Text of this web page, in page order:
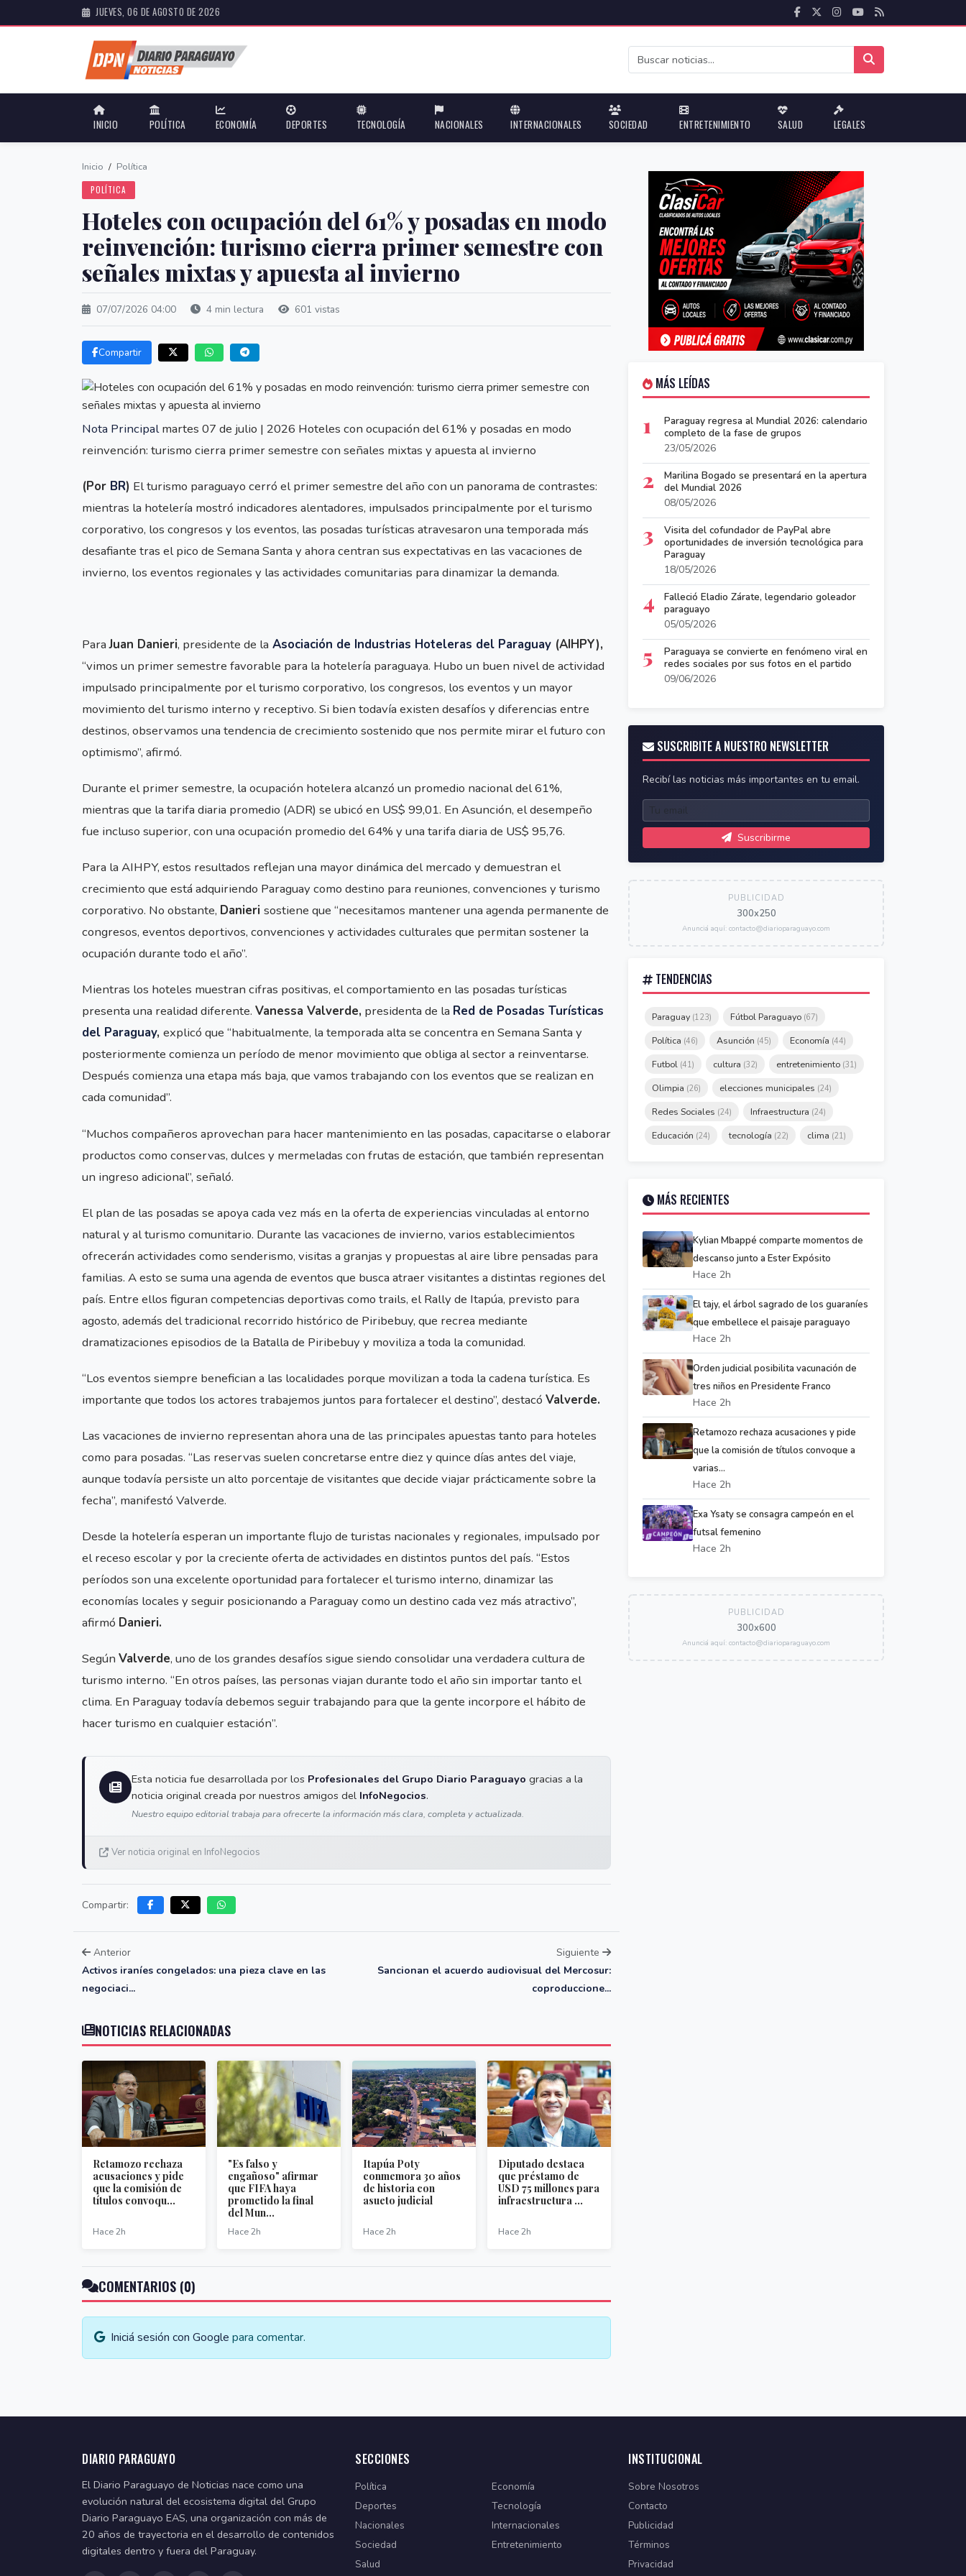
JUEVES, 06 DE AGOSTO DE 2026
INICIO POLÍTICA ECONOMÍA DEPORTES TECNOLOGÍA NACIONALES INTERNACIONALES SOCIEDAD ENTRETENIMIENTO SALUD LEGALES
Inicio / Política
POLÍTICA
Hoteles con ocupación del 61% y posadas en modo
reinvención: turismo cierra primer semestre con
señales mixtas y apuesta al invierno
07/07/2026 04:00 4 min lectura 601 vistas
Compartir
Nota Principalmartes 07 de julio | 2026 Hoteles con ocupación del 61% y posadas en modo
reinvención: turismo cierra primer semestre con señales mixtas y apuesta al invierno
(Por BR) El turismo paraguayo cerró el primer semestre del año con un panorama de contrastes:
mientras la hotelería mostró indicadores alentadores, impulsados principalmente por el turismo
corporativo, los congresos y los eventos, las posadas turísticas atravesaron una temporada más
desafiante tras el pico de Semana Santa y ahora centran sus expectativas en las vacaciones de
invierno, los eventos regionales y las actividades comunitarias para dinamizar la demanda.
ParaJuan Danieri, presidente de la Asociación de Industrias Hoteleras del Paraguay (AIHPY),
“vimos un primer semestre favorable para la hotelería paraguaya. Hubo un buen nivel de actividad
impulsado principalmente por el turismo corporativo, los congresos, los eventos y un mayor
movimiento del turismo interno y receptivo. Si bien todavía existen desafíos y diferencias entre
destinos, observamos una tendencia de crecimiento sostenido que nos permite mirar el futuro con
optimismo”, afirmó.
Durante el primer semestre, la ocupación hotelera alcanzó un promedio nacional del 61%,
mientras que la tarifa diaria promedio (ADR) se ubicó en US$ 99,01. En Asunción, el desempeño
fue incluso superior, con una ocupación promedio del 64% y una tarifa diaria de US$ 95,76.
Para la AIHPY, estos resultados reflejan una mayor dinámica del mercado y demuestran el
crecimiento que está adquiriendo Paraguay como destino para reuniones, convenciones y turismo
corporativo. No obstante, Danieri sostiene que “necesitamos mantener una agenda permanente de
congresos, eventos deportivos, convenciones y actividades culturales que permitan sostener la
ocupación durante todo el año”.
Mientras los hoteles muestran cifras positivas, el comportamiento en las posadas turísticas
presenta una realidad diferente. Vanessa Valverde, presidenta de la Red de Posadas Turísticas
del Paraguay, explicó que “habitualmente, la temporada alta se concentra en Semana Santa y
posteriormente comienza un período de menor movimiento que obliga al sector a reinventarse.
Después comienza una etapa más baja, que vamos trabajando con los eventos que se realizan en
cada comunidad”.
“Muchos compañeros aprovechan para hacer mantenimiento en las posadas, capacitarse o elaborar
productos como conservas, dulces y mermeladas con frutas de estación, que también representan
un ingreso adicional”, señaló.
El plan de las posadas se apoya cada vez más en la oferta de experiencias vinculadas al entorno
natural y al turismo comunitario. Durante las vacaciones de invierno, varios establecimientos
ofrecerán actividades como senderismo, visitas a granjas y propuestas al aire libre pensadas para
familias. A esto se suma una agenda de eventos que busca atraer visitantes a distintas regiones del
país. Entre ellos figuran competencias deportivas como trails, el Rally de Itapúa, previsto para
agosto, además del tradicional recorrido histórico de Piribebuy, que recrea mediante
dramatizaciones episodios de la Batalla de Piribebuy y moviliza a toda la comunidad.
“Los eventos siempre benefician a las localidades porque movilizan a toda la cadena turística. Es
importante que todos los actores trabajemos juntos para fortalecer el destino”, destacó Valverde.
Las vacaciones de invierno representan ahora una de las principales apuestas tanto para hoteles
como para posadas. “Las reservas suelen concretarse entre diez y quince días antes del viaje,
aunque todavía persiste un alto porcentaje de visitantes que decide viajar prácticamente sobre la
fecha”, manifestó Valverde.
Desde la hotelería esperan un importante flujo de turistas nacionales y regionales, impulsado por
el receso escolar y por la creciente oferta de actividades en distintos puntos del país. “Estos
períodos son una excelente oportunidad para fortalecer el turismo interno, dinamizar las
economías locales y seguir posicionando a Paraguay como un destino cada vez más atractivo”,
afirmó Danieri.
Según Valverde, uno de los grandes desafíos sigue siendo consolidar una verdadera cultura de
turismo interno. “En otros países, las personas viajan durante todo el año sin importar tanto el
clima. En Paraguay todavía debemos seguir trabajando para que la gente incorpore el hábito de
hacer turismo en cualquier estación”.
Esta noticia fue desarrollada por los Profesionales del Grupo Diario Paraguayo gracias a la
noticia original creada por nuestros amigos del InfoNegocios.
Nuestro equipo editorial trabaja para ofrecerte la información más clara, completa y actualizada.
Ver noticia original en InfoNegocios
Compartir:
Anterior
Activos iraníes congelados: una pieza clave en las
negociaci...
Siguiente
Sancionan el acuerdo audiovisual del Mercosur:
coproduccione...
NOTICIAS RELACIONADAS
Retamozo rechaza
acusaciones y pide
que la comisión de
títulos convoqu...
Hace 2h
"Es falso y
engañoso" afirmar
que FIFA haya
prometido la final
del Mun...
Hace 2h
Itapúa Poty
conmemora 30 años
de historia con
asueto judicial
Hace 2h
Diputado destaca
que préstamo de
USD 75 millones para
infraestructura ...
Hace 2h
COMENTARIOS (0)
Iniciá sesión con Google para comentar.
MÁS LEÍDAS
1
Paraguay regresa al Mundial 2026: calendario
completo de la fase de grupos
23/05/2026
2
Marilina Bogado se presentará en la apertura
del Mundial 2026
08/05/2026
3
Visita del cofundador de PayPal abre
oportunidades de inversión tecnológica para
Paraguay
18/05/2026
4
Falleció Eladio Zárate, legendario goleador
paraguayo
05/05/2026
5
Paraguaya se convierte en fenómeno viral en
redes sociales por sus fotos en el partido
09/06/2026
SUSCRIBITE A NUESTRO NEWSLETTER
Recibí las noticias más importantes en tu email.
Suscribirme
PUBLICIDAD
300x250
Anunciá aquí: contacto@diarioparaguayo.com
TENDENCIAS
Paraguay (123) Fútbol Paraguayo (67)
Política (46) Asunción (45) Economía (44)
Futbol (41) cultura (32) entretenimiento (31)
Olimpia (26) elecciones municipales (24)
Redes Sociales (24) Infraestructura (24)
Educación (24) tecnología (22) clima (21)
MÁS RECIENTES
Kylian Mbappé comparte momentos de
descanso junto a Ester Expósito
Hace 2h
El tajy, el árbol sagrado de los guaraníes
que embellece el paisaje paraguayo
Hace 2h
Orden judicial posibilita vacunación de
tres niños en Presidente Franco
Hace 2h
Retamozo rechaza acusaciones y pide
que la comisión de títulos convoque a
varias...
Hace 2h
Exa Ysaty se consagra campeón en el
futsal femenino
Hace 2h
PUBLICIDAD
300x600
Anunciá aquí: contacto@diarioparaguayo.com
DIARIO PARAGUAYO
El Diario Paraguayo de Noticias nace como una
evolución natural del ecosistema digital del Grupo
Diario Paraguayo EAS, una organización con más de
20 años de trayectoria en el desarrollo de contenidos
digitales dentro y fuera del Paraguay.
SECCIONES
Política
Economía
Deportes
Tecnología
Nacionales
Internacionales
Sociedad
Entretenimiento
Salud
INSTITUCIONAL
Sobre Nosotros
Contacto
Publicidad
Términos
Privacidad